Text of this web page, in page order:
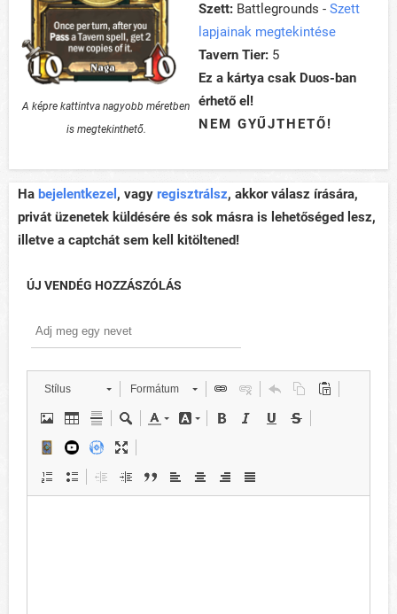
A képre kattintva nagyobb méretben
is megtekinthető.
Szett: Battlegrounds - Szett
lapjainak megtekintése
Tavern Tier: 5
Ez a kártya csak Duos-ban
érhető el!
NEM GYŰJTHETŐ!
Ha bejelentkezel , vagy regisztrálsz, akkor válasz írására,
privát üzenetek küldésére és sok másra is lehetőséged lesz,
illetve a captchát sem kell kitöltened!
ÚJ VENDÉG HOZZÁSZÓLÁS
Stílus Formátum